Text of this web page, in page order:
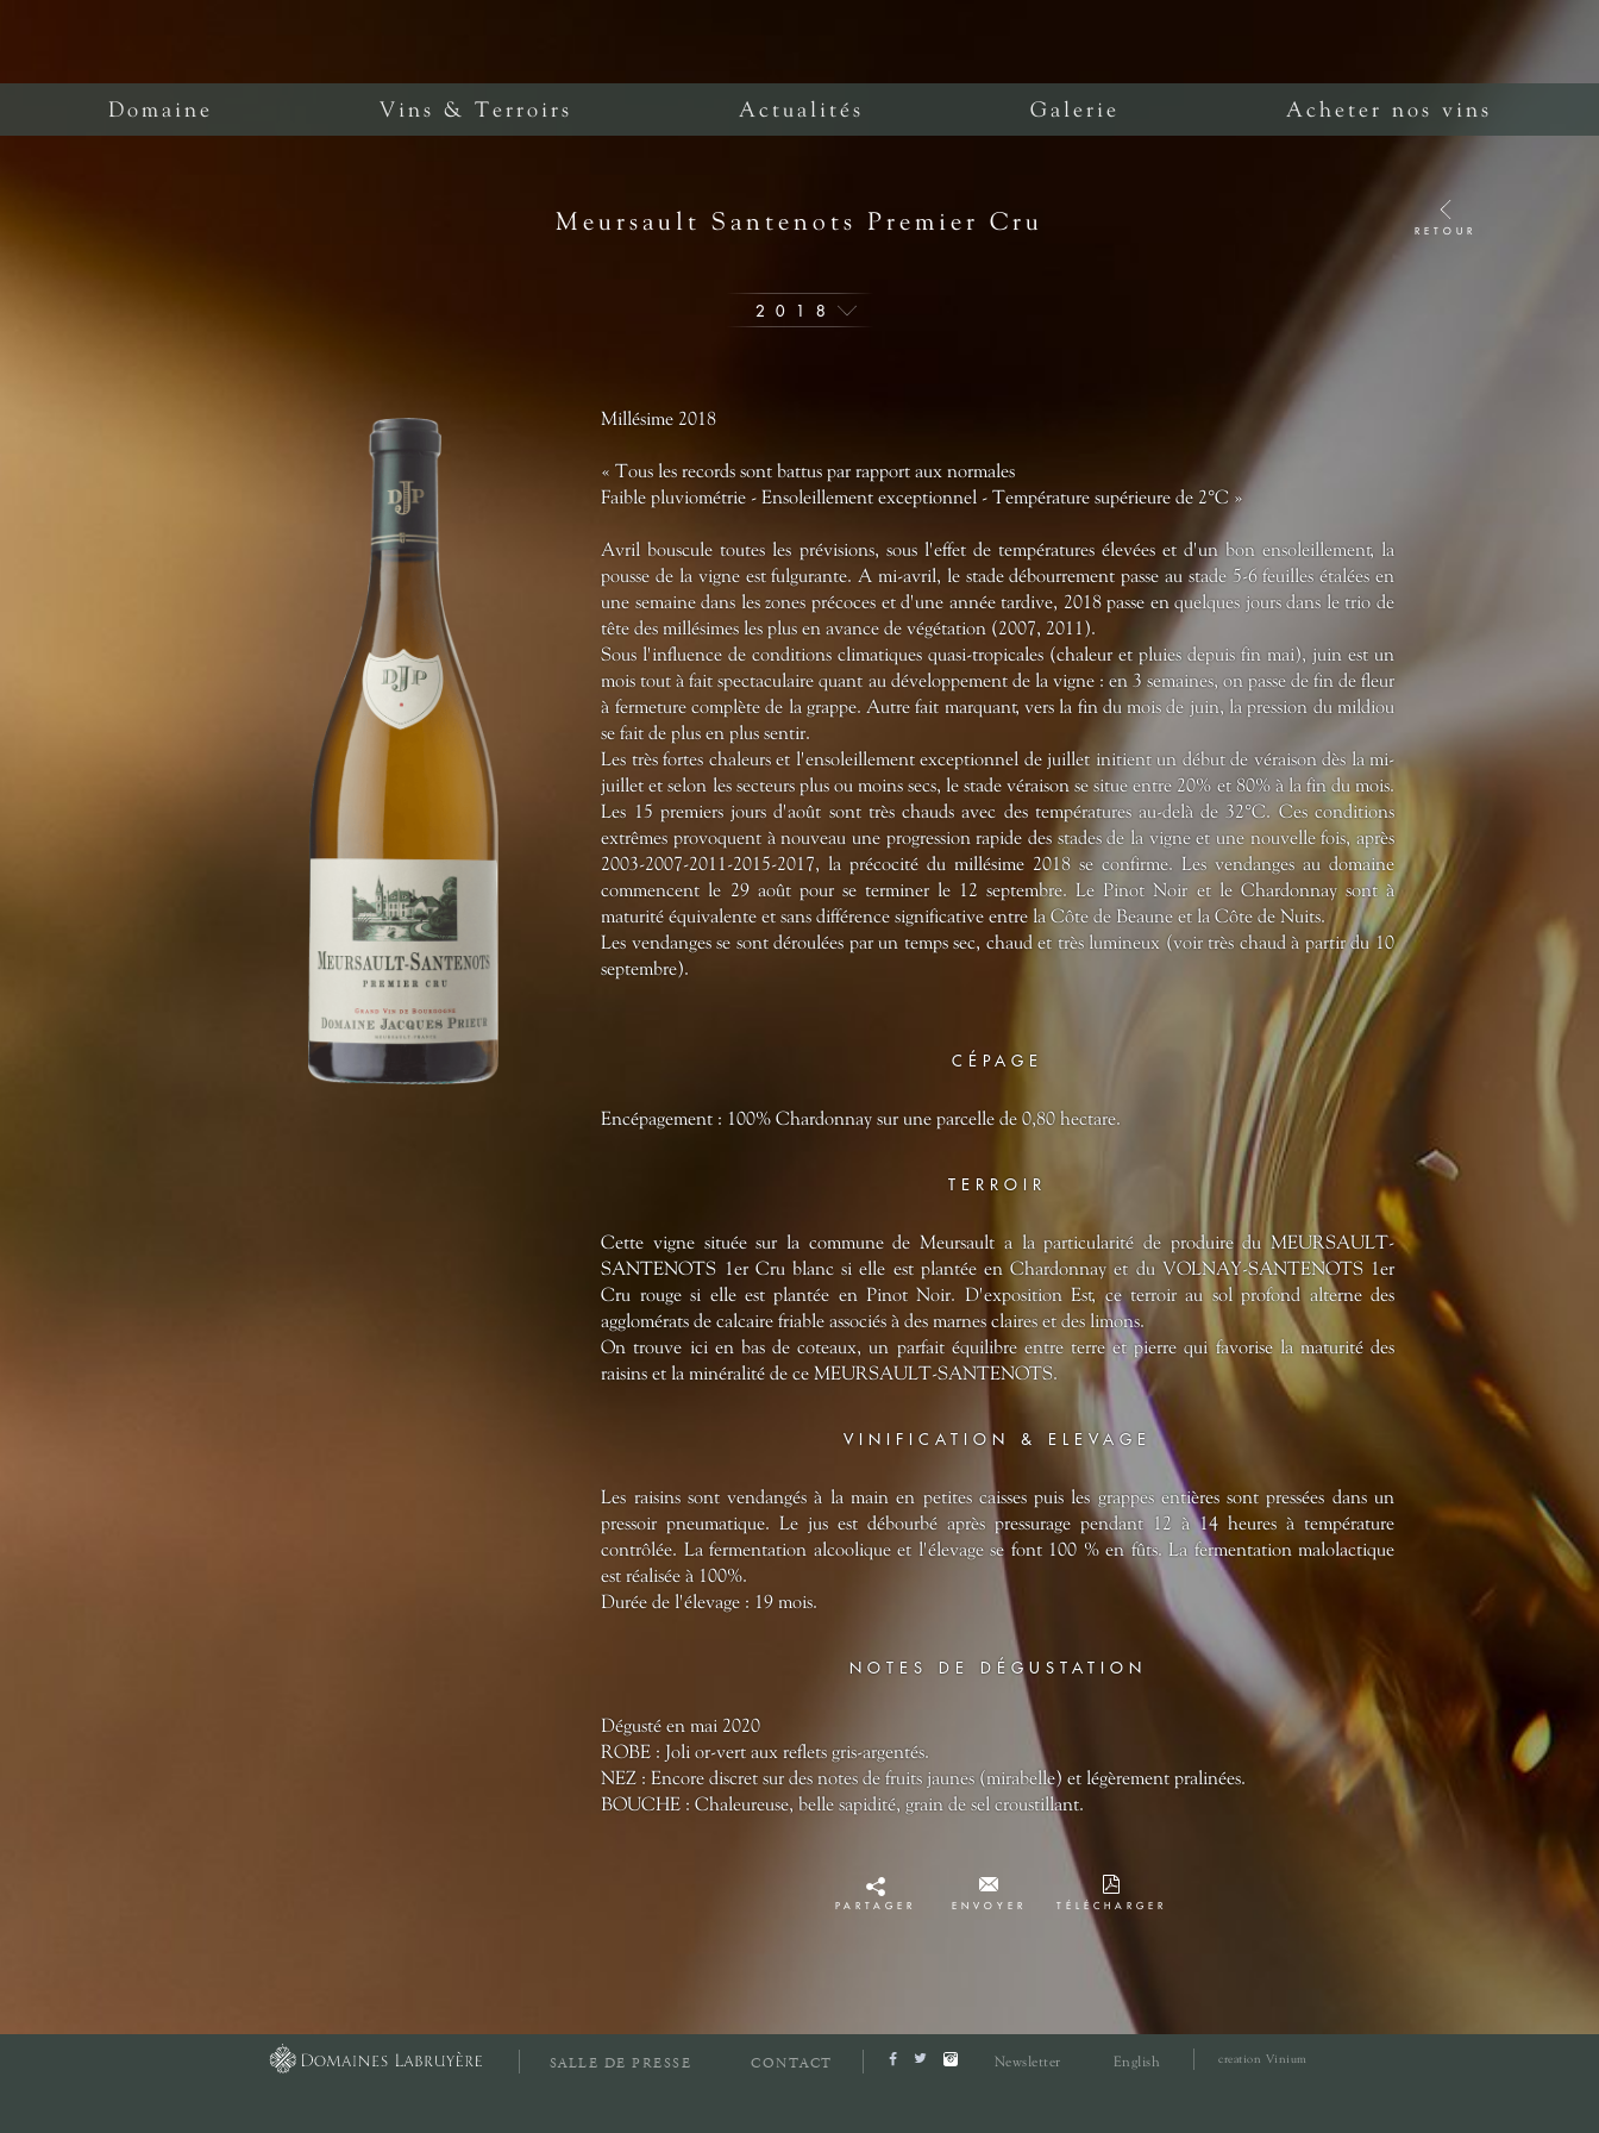
Domaine Vins & Terroirs Actualités Galerie Acheter nos vins
RETOUR
Meursault Santenots Premier Cru
2018
Millésime 2018
« Tous les records sont battus par rapport aux normales
Faible pluviométrie - Ensoleillement exceptionnel - Température supérieure de 2°C »
Avril bouscule toutes les prévisions, sous l'effet de températures élevées et d'un bon ensoleillement, la
pousse de la vigne est fulgurante. A mi-avril, le stade débourrement passe au stade 5-6 feuilles étalées en
une semaine dans les zones précoces et d'une année tardive, 2018 passe en quelques jours dans le trio de
tête des millésimes les plus en avance de végétation (2007, 2011).
Sous l'influence de conditions climatiques quasi-tropicales (chaleur et pluies depuis fin mai), juin est un
mois tout à fait spectaculaire quant au développement de la vigne : en 3 semaines, on passe de fin de fleur
à fermeture complète de la grappe. Autre fait marquant, vers la fin du mois de juin, la pression du mildiou
se fait de plus en plus sentir.
Les très fortes chaleurs et l'ensoleillement exceptionnel de juillet initient un début de véraison dès la mi-
juillet et selon les secteurs plus ou moins secs, le stade véraison se situe entre 20% et 80% à la fin du mois.
Les 15 premiers jours d'août sont très chauds avec des températures au-delà de 32°C. Ces conditions
extrêmes provoquent à nouveau une progression rapide des stades de la vigne et une nouvelle fois, après
2003-2007-2011-2015-2017, la précocité du millésime 2018 se confirme. Les vendanges au domaine
commencent le 29 août pour se terminer le 12 septembre. Le Pinot Noir et le Chardonnay sont à
maturité équivalente et sans différence significative entre la Côte de Beaune et la Côte de Nuits.
Les vendanges se sont déroulées par un temps sec, chaud et très lumineux (voir très chaud à partir du 10
septembre).
CÉPAGE
Encépagement : 100% Chardonnay sur une parcelle de 0,80 hectare.
TERROIR
Cette vigne située sur la commune de Meursault a la particularité de produire du MEURSAULT-
SANTENOTS 1er Cru blanc si elle est plantée en Chardonnay et du VOLNAY-SANTENOTS 1er
Cru rouge si elle est plantée en Pinot Noir. D'exposition Est, ce terroir au sol profond alterne des
agglomérats de calcaire friable associés à des marnes claires et des limons.
On trouve ici en bas de coteaux, un parfait équilibre entre terre et pierre qui favorise la maturité des
raisins et la minéralité de ce MEURSAULT-SANTENOTS.
VINIFICATION & ELEVAGE
Les raisins sont vendangés à la main en petites caisses puis les grappes entières sont pressées dans un
pressoir pneumatique. Le jus est débourbé après pressurage pendant 12 à 14 heures à température
contrôlée. La fermentation alcoolique et l'élevage se font 100 % en fûts. La fermentation malolactique
est réalisée à 100%.
Durée de l'élevage : 19 mois.
NOTES DE DÉGUSTATION
Dégusté en mai 2020
ROBE : Joli or-vert aux reflets gris-argentés.
NEZ : Encore discret sur des notes de fruits jaunes (mirabelle) et légèrement pralinées.
BOUCHE : Chaleureuse, belle sapidité, grain de sel croustillant.
PARTAGER ENVOYER TÉLÉCHARGER
SALLE DE PRESSE CONTACT Newsletter English creation Vinium